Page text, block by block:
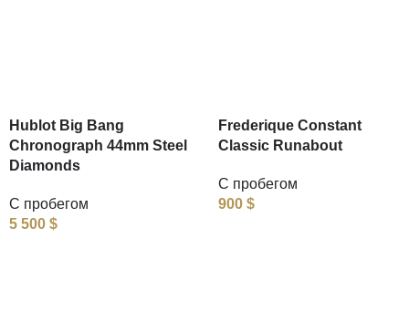
Hublot Big Bang
Chronograph 44mm Steel
Diamonds
С пробегом
5 500 $
Frederique Constant
Classic Runabout
С пробегом
900 $